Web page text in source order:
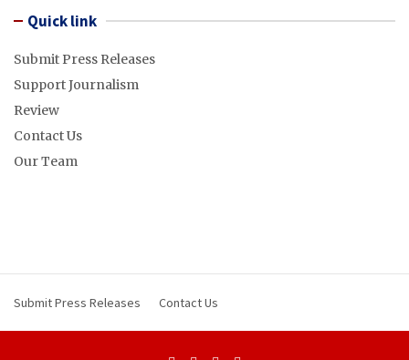
Quick link
Submit Press Releases
Support Journalism
Review
Contact Us
Our Team
Submit Press Releases Contact Us